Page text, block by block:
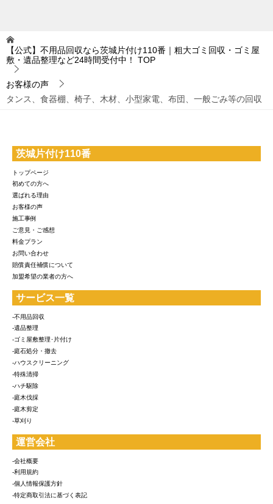
【公式】不用品回収なら茨城片付け110番｜粗大ゴミ回収・ゴミ屋
敷・遺品整理など24時間受付中！
TOP
お客様の声
タンス、食器棚、椅子、木材、小型家電、布団、一般ごみ等の回収
茨城片付け110番
トップページ
初めての方へ
選ばれる理由
お客様の声
施工事例
ご意見・ご感想
料金プラン
お問い合わせ
賠償責任補償について
加盟希望の業者の方へ
サービス一覧
-不用品回収
-遺品整理
-ゴミ屋敷整理･片付け
-庭石処分・撤去
-ハウスクリーニング
-特殊清掃
-ハチ駆除
-庭木伐採
-庭木剪定
-草刈り
運営会社
-会社概要
-利用規約
-個人情報保護方針
-特定商取引法に基づく表記